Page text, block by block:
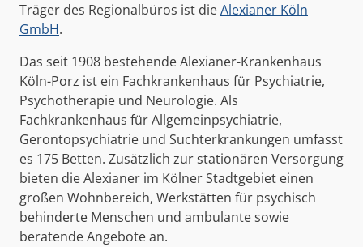
Träger des Regionalbüros ist dieAlexianer Köln
GmbH.
Das seit 1908 bestehende Alexianer-Krankenhaus
Köln-Porz ist ein Fachkrankenhaus für Psychiatrie,
Psychotherapie und Neurologie. Als
Fachkrankenhaus für Allgemeinpsychiatrie,
Gerontopsychiatrie und Suchterkrankungen umfasst
es 175 Betten. Zusätzlich zur stationären Versorgung
bieten die Alexianer im Kölner Stadtgebiet einen
großen Wohnbereich, Werkstätten für psychisch
behinderte Menschen und ambulante sowie
beratende Angebote an.